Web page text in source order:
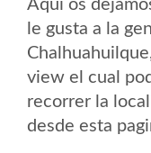
Aqui os
le gusta a la
view el cual
recorrer la
desde esta